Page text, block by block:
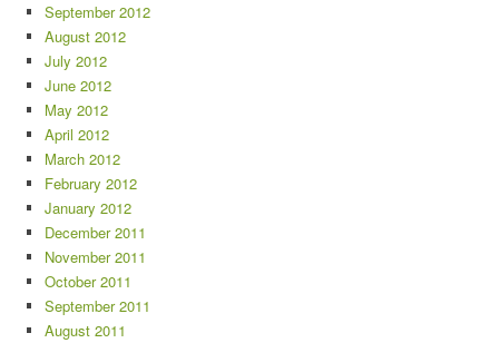
September 2012
August 2012
July 2012
June 2012
May 2012
April 2012
March 2012
February 2012
January 2012
December 2011
November 2011
October 2011
September 2011
August 2011